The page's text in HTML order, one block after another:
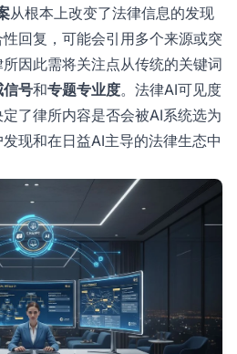
从根本上改变了法律信息的发现
回复，可能会引用多个来源或突
因此需将关注点从传统的关键词
信号和专题专业度。法律AI可见度
了律所内容是否会被AI系统选为
现和在日益AI主导的法律生态中